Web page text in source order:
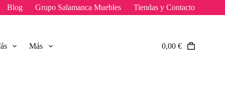
Blog Grupo Salamanca Muebles Tiendas y Contacto
Más
Carro
0,00 €